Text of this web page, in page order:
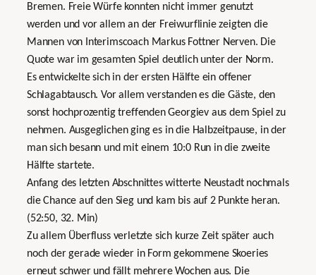
Bremen. Freie Würfe konnten nicht immer genutzt
werden und vor allem an der Freiwurflinie zeigten die
Mannen von Interimscoach Markus Fottner Nerven. Die
Quote war im gesamten Spiel deutlich unter der Norm.
Es entwickelte sich in der ersten Hälfte ein offener
Schlagabtausch. Vor allem verstanden es die Gäste, den
sonst hochprozentig treffenden Georgiev aus dem Spiel zu
nehmen. Ausgeglichen ging es in die Halbzeitpause, in der
man sich besann und mit einem 10:0 Run in die zweite
Hälfte startete.
Anfang des letzten Abschnittes witterte Neustadt nochmals
die Chance auf den Sieg und kam bis auf 2 Punkte heran.
(52:50, 32. Min)
Zu allem Überfluss verletzte sich kurze Zeit später auch
noch der gerade wieder in Form gekommene Skoeries
erneut schwer und fällt mehrere Wochen aus. Die